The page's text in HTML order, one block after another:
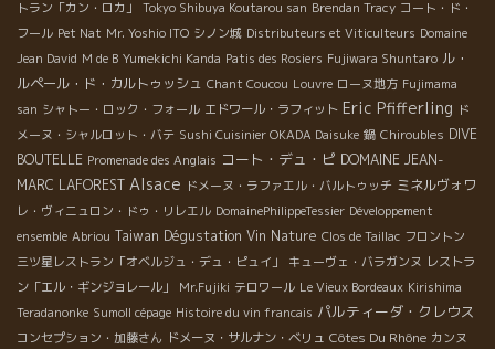
トラン「カン・ロカ」
Tokyo Shibuya Koutarou san Brendan Tracy コート・ド・
フール Pet Nat Mr. Yoshio ITO シノン城 Distributeurs et Viticulteurs Domaine
Jean David M de B Yumekichi Kanda Patis des Rosiers Fujiwara Shuntaro ル・
ルペール・ド・カルトゥッシュ Chant Coucou Louvre ローヌ地方 Fujimama
san シャトー・ロック・フォール エドワール・ラフィット Eric Pfifferling ド
メーヌ・シャルロット・バテ Sushi Cuisinier OKADA Daisuke 鍋 Chiroubles DIVE
BOUTELLE Promenade des Anglais コート・デュ・ピ DOMAINE JEAN-
MARC LAFOREST Alsace ドメーヌ・ラファエル・バルトゥッチ ミネルヴォワ
レ・ヴィニュロン・ドゥ・リレエル DomainePhilippeTessier Développement
ensemble Abriou Taiwan Dégustation Vin Nature Clos de Taillac フロントン
三ツ星レストラン「オベルジュ・デュ・ピュイ」
キューヴェ・バラガンヌ レストラ
ン「エル・ギンジョレール」
Mr.Fujiki テロワール Le Vieux Bordeaux Kirishima
Teradanonke Sumoll cépage Histoire du vin francais パルティーダ・クレウス
コンセプション・加藤さん ドメーヌ・サルナン・ベリュ Côtes Du Rhône カンヌ